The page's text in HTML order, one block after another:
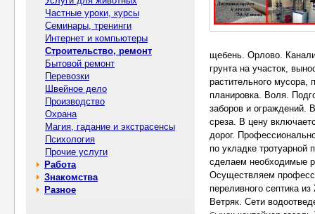
Частные уроки, курсы
Семинары, тренинги
Интернет и компьютеры
Строительство, ремонт
Бытовой ремонт
Перевозки
Швейное дело
Производство
Охрана
Магия, гадание и экстрасенсы
Психология
Прочие услуги
Работа
Знакомства
Разное